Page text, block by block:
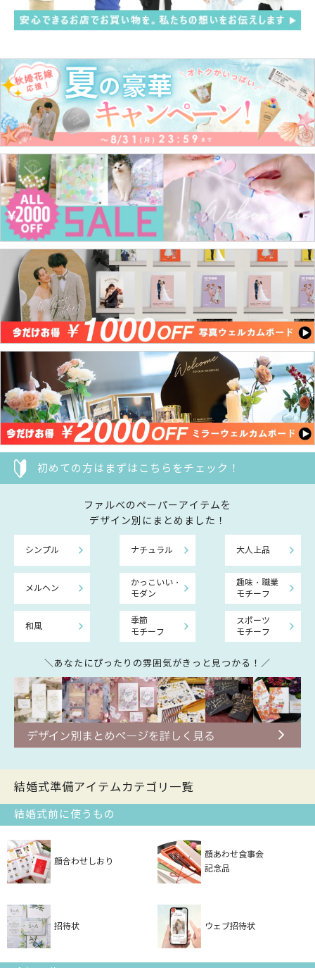
初めての方はまずはこちらをチェック！
ファルべのペーパーアイテムを
デザイン別にまとめました！
シンプル ナチュラル 大人上品
メルヘン
かっこいい・
モダン
趣味・職業
モチーフ
和風
季節
モチーフ
スポーツ
モチーフ
＼あなたにぴったりの雰囲気がきっと見つかる！／
結婚式準備アイテムカテゴリ一覧
結婚式前に使うもの
顔合わせしおり
顔あわせ食事会
記念品
招待状 ウェブ招待状